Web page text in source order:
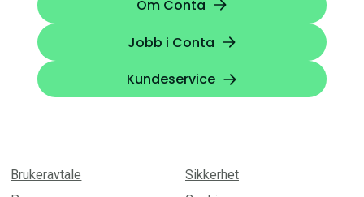
Om Conta
Jobb i Conta
Kundeservice
Brukeravtale
Sikkerhet